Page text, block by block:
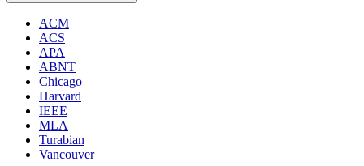
ACM
ACS
APA
ABNT
Chicago
Harvard
IEEE
MLA
Turabian
Vancouver